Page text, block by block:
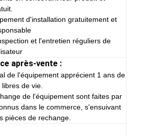
d'installation gratuitement et
et l'entretien réguliers de
après-vente :
de l'équipement apprécient 1 ans de
de vie.
de l'équipement sont faites par
dans le commerce, s'ensuivant
pièces de rechange.